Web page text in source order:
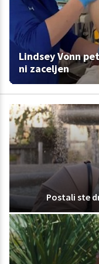
Lindsey Vonn
ni zaceljen
Postali ste